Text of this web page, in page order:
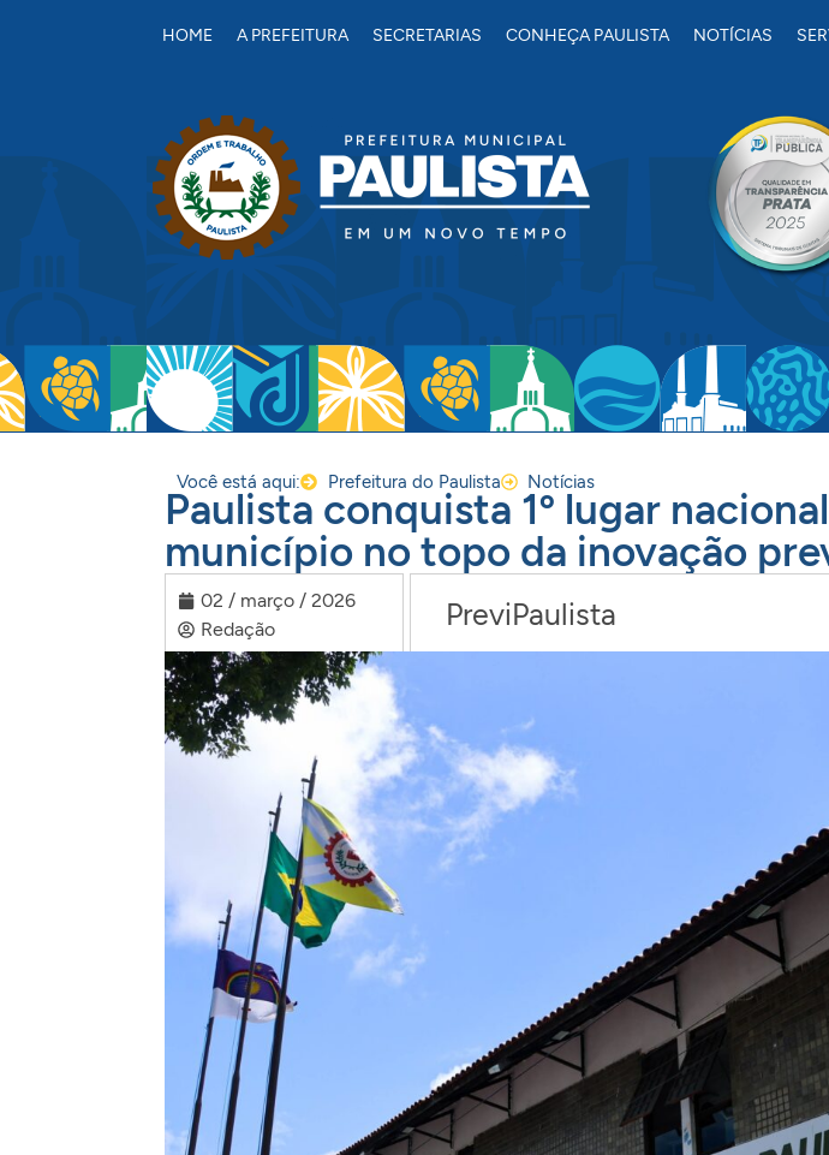
HOME A PREFEITURA SECRETARIAS CONHEÇA PAULISTA NOTÍCIAS
Você está aqui: Prefeitura do Paulista Notícias
Paulista conquista 1º lugar
município no topo da inovação
02 / março / 2026
Redação
PreviPaulista